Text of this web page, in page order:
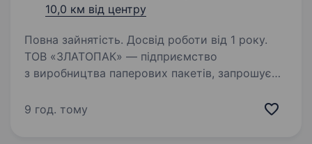
10,0 км від центру
Повна зайнятість. Досвід роботи від 1 року.
ТОВ «ЗЛАТОПАК» — підприємство
з виробництва паперових пакетів, запрошує
пакувальника. Умови роботи: місце
9 год. тому